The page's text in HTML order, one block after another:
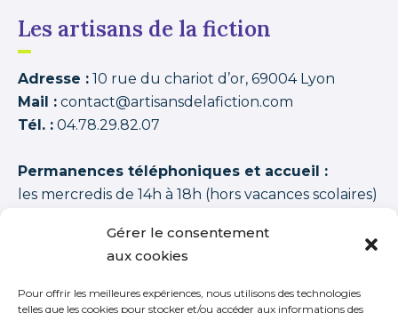
Gérer le consentement
aux cookies
Pour offrir les meilleures expériences, nous utilisons des technologies
telles que les cookies pour stocker et/ou accéder aux informations des
Les artisans de la fiction
Adresse : 10 rue du chariot d’or, 69004 Lyon
Mail : contact@artisansdelafiction.com
Tél. : 04.78.29.82.07
Permanences téléphoniques et accueil :
les mercredis de 14h à 18h (hors vacances scolaires)
1350 APPRENANTS DISTINCTS 2015–2026 (cycles + stages
+ journées thématiques + journées initiation) .